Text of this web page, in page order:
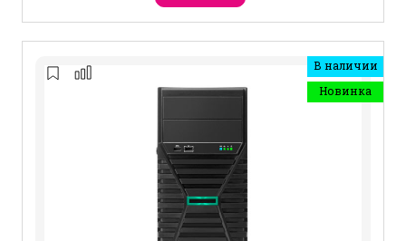
В наличии
Новинка